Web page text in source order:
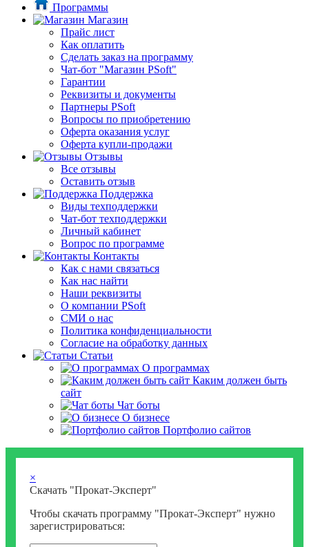
Программы
Магазин
Прайс лист
Как оплатить
Сделать заказ на программу
Чат-бот "Магазин PSoft"
Гарантии
Реквизиты и документы
Партнеры PSoft
Вопросы по приобретению
Оферта оказания услуг
Оферта купли-продажи
Отзывы
Все отзывы
Оставить отзыв
Поддержка
Виды техподдержки
Чат-бот техподдержки
Личный кабинет
Вопрос по программе
Контакты
Как с нами связаться
Как нас найти
Наши реквизиты
О компании PSoft
СМИ о нас
Политика конфиденциальности
Согласие на обработку данных
Статьи
О программах
Каким должен быть
сайт
Чат боты
О бизнесе
Портфолио сайтов
×
Скачать "Прокат-Эксперт"
Чтобы скачать программу "Прокат-Эксперт" нужно
зарегистрироваться: